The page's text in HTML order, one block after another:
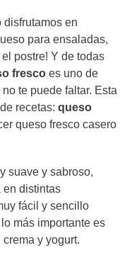
disfrutamos en
para ensaladas,
postre! Y de todas
fresco es uno de
te puede faltar. Esta
recetas: queso
queso fresco casero
suave y sabroso,
en distintas
fácil y sencillo
más importante es
y yogurt.